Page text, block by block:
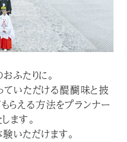
ふたりに。
いただける醍醐味と披
らえる方法をプランナー
ます。
いただけます。